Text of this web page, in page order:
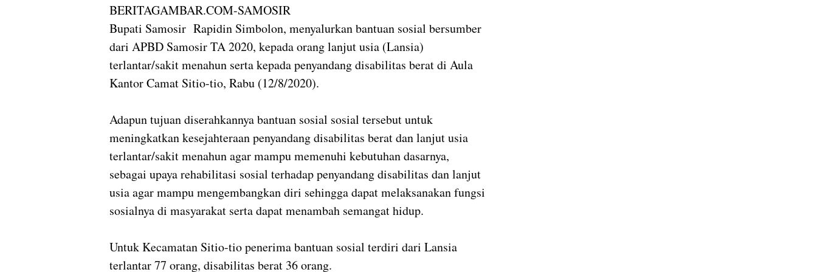
BERITAGAMBAR.COM-SAMOSIR
Bupati Samosir Rapidin Simbolon, menyalurkan bantuan sosial bersumber
dari APBD Samosir TA 2020, kepada orang lanjut usia (Lansia)
terlantar/sakit menahun serta kepada penyandang disabilitas berat di Aula
Kantor Camat Sitio-tio, Rabu (12/8/2020).
Adapun tujuan diserahkannya bantuan sosial sosial tersebut untuk
meningkatkan kesejahteraan penyandang disabilitas berat dan lanjut usia
terlantar/sakit menahun agar mampu memenuhi kebutuhan dasarnya,
sebagai upaya rehabilitasi sosial terhadap penyandang disabilitas dan lanjut
usia agar mampu mengembangkan diri sehingga dapat melaksanakan fungsi
sosialnya di masyarakat serta dapat menambah semangat hidup.
Untuk Kecamatan Sitio-tio penerima bantuan sosial terdiri dari Lansia
terlantar 77 orang, disabilitas berat 36 orang.